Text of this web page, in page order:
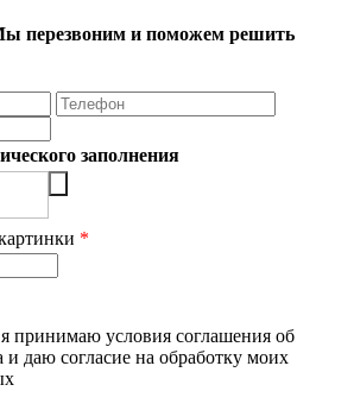
перезвоним и поможем решить
заполнения
*
принимаю условия соглашения об
и даю согласие на обработку моих